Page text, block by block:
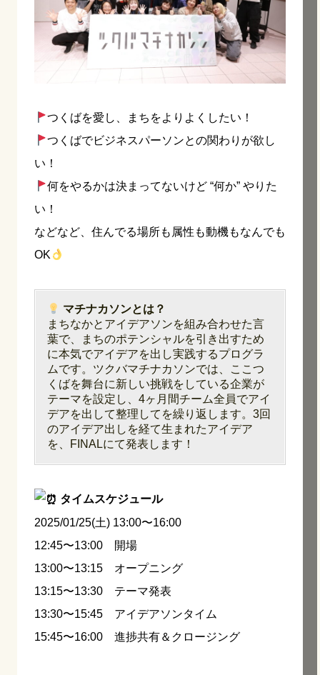
つくばを愛し、まちをよりよくしたい！
つくばでビジネスパーソンとの関わりが欲し
い！
何をやるかは決まってないけど “何か” やりた
い！
などなど、住んでる場所も属性も動機もなんでも
OK
マチナカソンとは？
まちなかとアイデアソンを組み合わせた言
葉で、まちのポテンシャルを引き出すため
に本気でアイデアを出し実践するプログラ
ムです。ツクバマチナカソンでは、ここつ
くばを舞台に新しい挑戦をしている企業が
テーマを設定し、4ヶ月間チーム全員でアイ
デアを出して整理してを繰り返します。3回
のアイデア出しを経て生まれたアイデア
を、FINALにて発表します！
タイムスケジュール
2025/01/25(土) 13:00〜16:00
12:45〜13:00 開場
13:00〜13:15 オープニング
13:15〜13:30 テーマ発表
13:30〜15:45 アイデアソンタイム
15:45〜16:00 進捗共有＆クロージング